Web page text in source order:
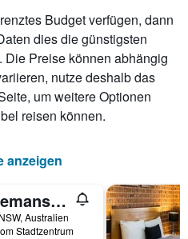
Budget verfügen, dann
dies die günstigsten
Preise können abhängig
nutze deshalb das
um weitere Optionen
reisen können.
anzeigen
Cattlemans Country Motor Inn & Serviced Apartments
Australien
Stadtzentrum